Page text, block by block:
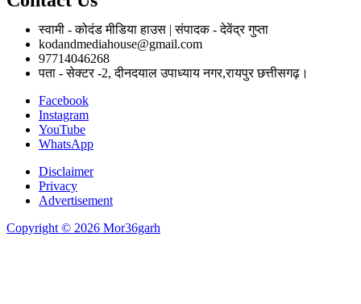
स्वामी - कोदंड मीडिया हाउस | संपादक - देवेंद्र गुप्ता
kodandmediahouse@gmail.com
97714046268
पता - सेक्टर -2, दीनदयाल उपाध्याय नगर,रायपुर छत्तीसगढ़।
Facebook
Instagram
YouTube
WhatsApp
Disclaimer
Privacy
Advertisement
Copyright © 2026 Mor36garh